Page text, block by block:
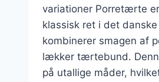
variationer Porretærte
klassisk ret i det
kombinerer smagen af
lækker tærtebund.
på utallige måder,